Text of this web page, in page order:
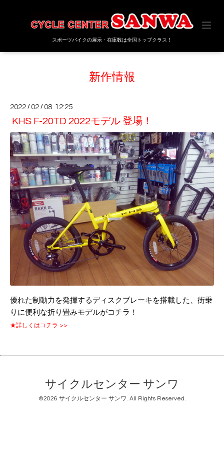
スポーツバイクの展示・在庫数は全国トップクラス！
新作情報
2022 /02 /08 12:25
KHS F-20TD 2022モデル 登場！
優れた制動力を発揮するディスクブレーキを搭載した、街乗
りに便利な折り畳みモデルがコチラ！
★詳しくはコチラ >>
サイクルセンター サンワ
©2026 サイクルセンター サンワ. All Rights Reserved.